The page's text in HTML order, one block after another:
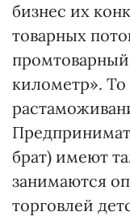
бизнес их
товарных
километр». То
брат) имеют
занимаются
торговлей